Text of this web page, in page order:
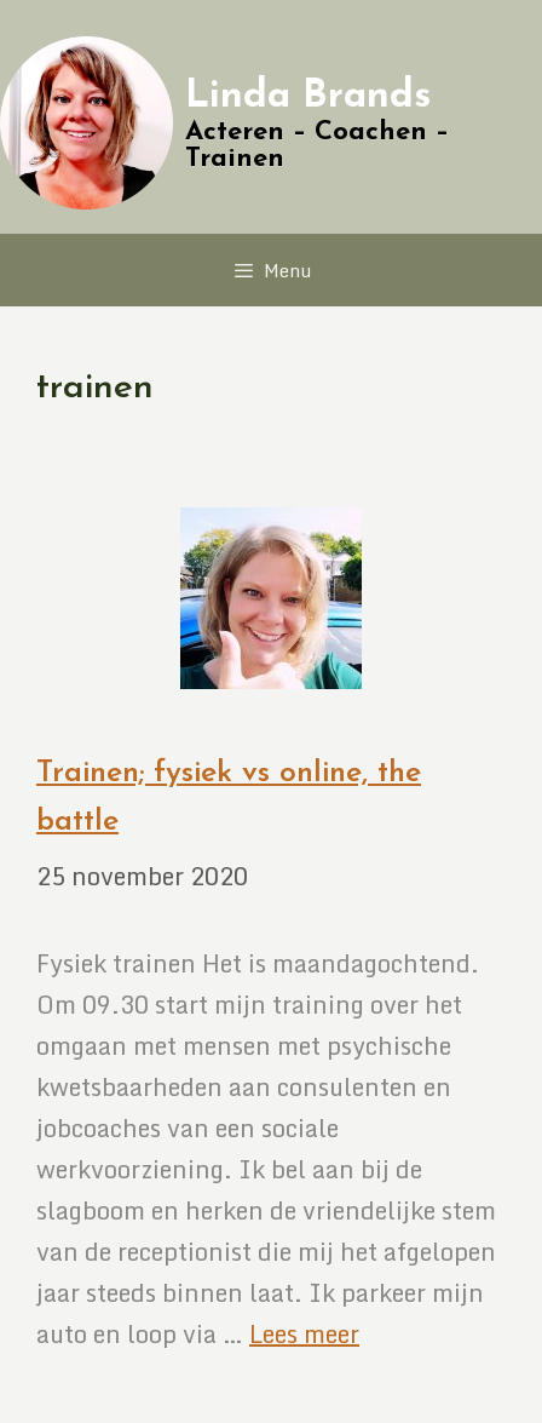
Linda Brands
Acteren – Coachen –
Trainen
Menu
trainen
Trainen; fysiek vs online, the
battle
25 november 2020
Fysiek trainen Het is maandagochtend.
Om 09.30 start mijn training over het
omgaan met mensen met psychische
kwetsbaarheden aan consulenten en
jobcoaches van een sociale
werkvoorziening. Ik bel aan bij de
slagboom en herken de vriendelijke stem
van de receptionist die mij het afgelopen
jaar steeds binnen laat. Ik parkeer mijn
auto en loop via … Lees meer